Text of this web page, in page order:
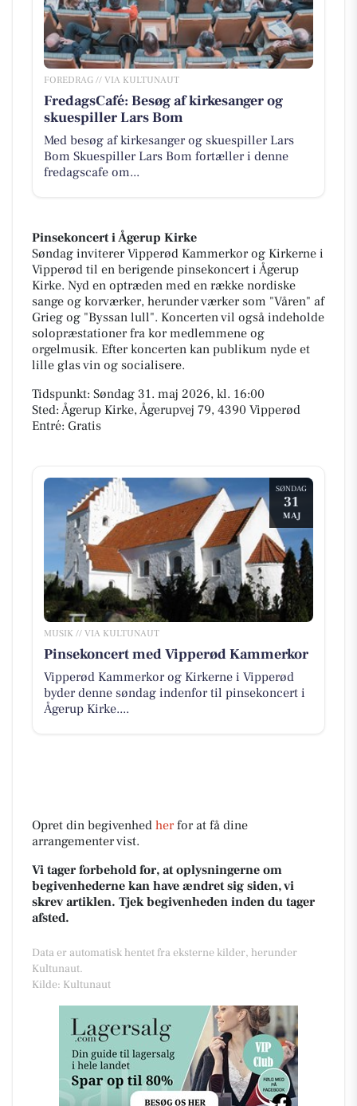
FOREDRAG // VIA KULTUNAUT
FredagsCafé: Besøg af kirkesanger og
skuespiller Lars Bom
Med besøg af kirkesanger og skuespiller Lars
Bom Skuespiller Lars Bom fortæller i denne
fredagscafe om...
Pinsekoncert i Ågerup Kirke
Søndag inviterer Vipperød Kammerkor og Kirkerne i
Vipperød til en berigende pinsekoncert i Ågerup
Kirke. Nyd en optræden med en række nordiske
sange og korværker, herunder værker som "Våren" af
Grieg og "Byssan lull". Koncerten vil også indeholde
solopræstationer fra kor medlemmene og
orgelmusik. Efter koncerten kan publikum nyde et
lille glas vin og socialisere.
Tidspunkt: Søndag 31. maj 2026, kl. 16:00
Sted: Ågerup Kirke, Ågerupvej 79, 4390 Vipperød
Entré: Gratis
SØNDAG
31
MAJ
MUSIK // VIA KULTUNAUT
Pinsekoncert med Vipperød Kammerkor
Vipperød Kammerkor og Kirkerne i Vipperød
byder denne søndag indenfor til pinsekoncert i
Ågerup Kirke....
Opret din begivenhed herfor at få dine
arrangementer vist.
Vi tager forbehold for, at oplysningerne om
begivenhederne kan have ændret sig siden, vi
skrev artiklen. Tjek begivenheden inden du tager
afsted.
Data er automatisk hentet fra eksterne kilder, herunder
Kultunaut.
Kilde: Kultunaut